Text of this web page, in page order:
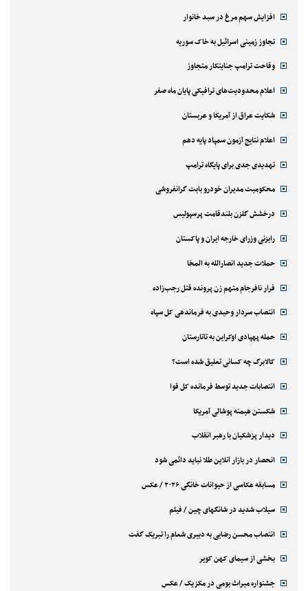
افزایش سهم مرغ در سبد خانوار
تجاوز زمینی اسرائیل به خاک سوریه
وقاحت ترامپ جنایتکار متجاوز
اعلام محدودیت‌های ترافیکی پایان ماه صفر
شکایت عراق از آمریکا و عربستان
اعلام نتایج آزمون سمپاد پایه دهم
تهدیدی جدی برای پایگاه ترامپ
محکومیت مدیران خودرو بابت گرانفروشی
درخشش گلزن بلندقامت پرسپولیس
رایزنی وزرای خارجه ایران و پاکستان
حملات جدید انصارالله به المخا
فرار نافرجام متهم زن پرونده قتل رجب‌زاده
انتصاب سردار وحیدی به فرماندهی کل سپاه
حمله پهپادی اوکراین به تاتارستان
کالابرگ چه کسانی تعلیق شده است؟
انتصابات جدید توسط فرمانده کل قوا
شکستن هیمنه پوشالی آمریکا
دیدار پزشکیان با رهبر انقلاب
انحصار در بازار آنلاین طلا نباید دائمی شود
مسابقه عکاسی از حیوانات خانگی ۲۰۲۶ / عکس
سیلاب شدید در شانگهای چین / فیلم
انتصاب محسن رضایی به دبیری شعام را تبریک گفت
بخشی از سیمای کهن کویر
جشنواره میراث بومی در مکزیک / عکس